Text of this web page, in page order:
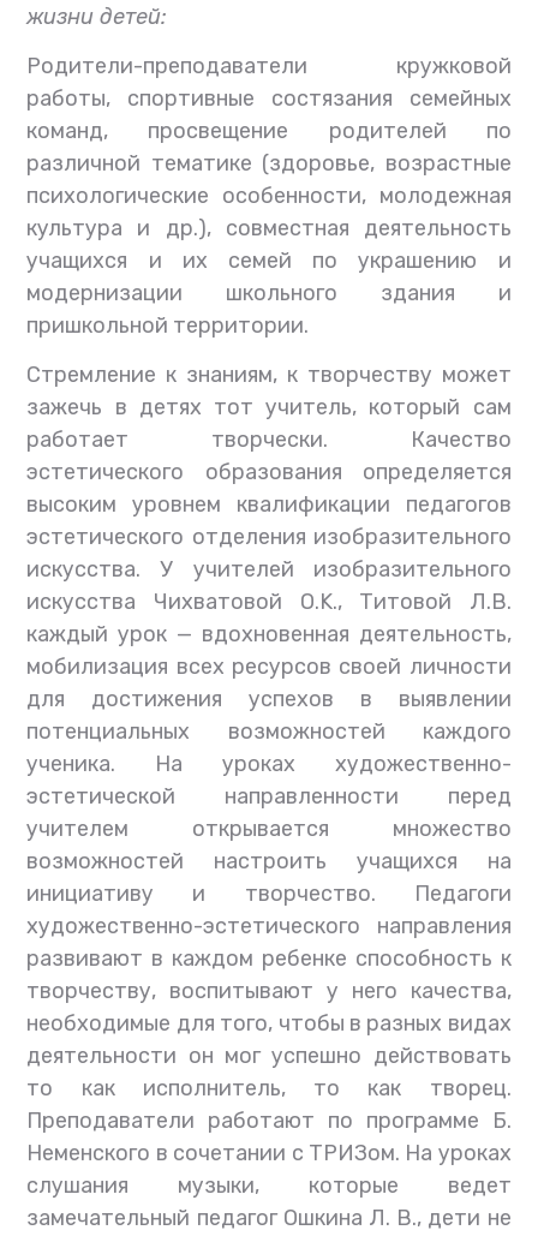
жизни детей:
Родители-преподаватели кружковой
работы, спортивные состязания семейных
команд, просвещение родителей по
различной тематике (здоровье, возрастные
психологические особенности, молодежная
культура и др.), совместная деятельность
учащихся и их семей по украшению и
модернизации школьного здания и
пришкольной территории.
Стремление к знаниям, к творчеству может
зажечь в детях тот учитель, который сам
работает творчески. Качество
эстетического образования определяется
высоким уровнем квалификации педагогов
эстетического отделения изобразительного
искусства. У учителей изобразительного
искусства Чихватовой O.K., Титовой Л.В.
каждый урок — вдохновенная деятельность,
мобилизация всех ресурсов своей личности
для достижения успехов в выявлении
потенциальных возможностей каждого
ученика. На уроках художественно-
эстетической направленности перед
учителем открывается множество
возможностей настроить учащихся на
инициативу и творчество. Педагоги
художественно-эстетического направления
развивают в каждом ребенке способность к
творчеству, воспитывают у него качества,
необходимые для того, чтобы в разных видах
деятельности он мог успешно действовать
то как исполнитель, то как творец.
Преподаватели работают по программе Б.
Неменского в сочетании с ТРИЗом. На уроках
слушания музыки, которые ведет
замечательный педагог Ошкина Л. В., дети не